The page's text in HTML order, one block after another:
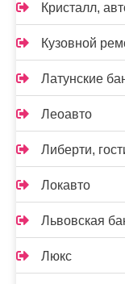
Кристалл,
Кузовной
Латунские
Леоавто
Либерти,
Локавто
Львовская
Люкс